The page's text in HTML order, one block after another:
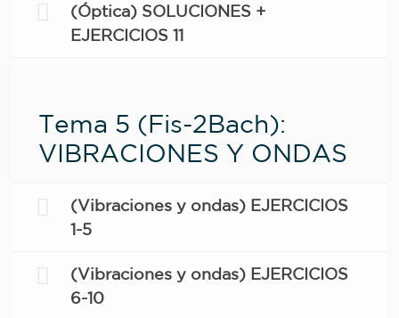
(Óptica) SOLUCIONES +
EJERCICIOS 11
Tema 5 (Fis-2Bach):
VIBRACIONES Y ONDAS
(Vibraciones y ondas) EJERCICIOS
1-5
(Vibraciones y ondas) EJERCICIOS
6-10